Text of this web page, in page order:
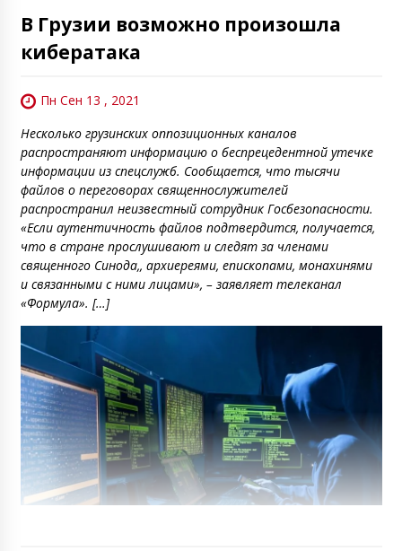
В Грузии возможно произошла
кибератака
Пн Сен 13 , 2021
Несколько грузинских оппозиционных каналов
распространяют информацию о беспрецедентной утечке
информации из спецслужб. Сообщается, что тысячи
файлов о переговорах священнослужителей
распространил неизвестный сотрудник Госбезопасности.
«Если аутентичность файлов подтвердится, получается,
что в стране прослушивают и следят за членами
священного Синода,, архиереями, епископами, монахинями
и связанными с ними лицами», – заявляет телеканал
«Формула». […]